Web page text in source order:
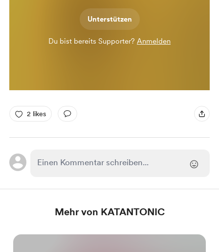
Unterstützen
Du bist bereits Supporter? Anmelden
2 likes
Mehr von KATANTONIC